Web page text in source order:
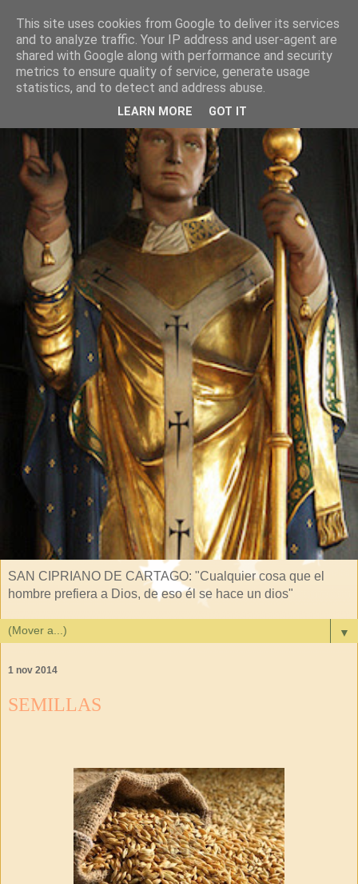
SAN CIPRIANO DE CARTAGO: "Cualquier cosa que el
hombre prefiera a Dios, de eso él se hace un dios"
▼
1 nov 2014
SEMILLAS
This site uses cookies from Google to deliver its services
and to analyze traffic. Your IP address and user-agent are
shared with Google along with performance and security
metrics to ensure quality of service, generate usage
statistics, and to detect and address abuse.
LEARN MORE GOT IT